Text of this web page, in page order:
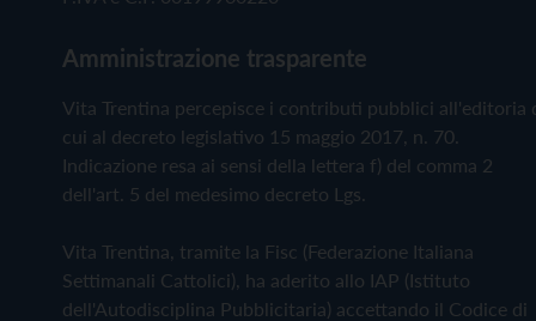
Amministrazione trasparente
Vita Trentina percepisce i contributi pubblici all'editoria
cui al decreto legislativo 15 maggio 2017, n. 70.
Indicazione resa ai sensi della lettera f) del comma 2
dell'art. 5 del medesimo decreto Lgs.
Vita Trentina, tramite la Fisc (Federazione Italiana
Settimanali Cattolici), ha aderito allo IAP (Istituto
dell'Autodisciplina Pubblicitaria) accettando il Codice di